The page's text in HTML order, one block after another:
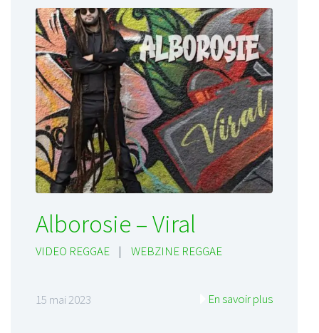
Alborosie – Viral
VIDEO REGGAE | WEBZINE REGGAE
15 mai 2023 En savoir plus